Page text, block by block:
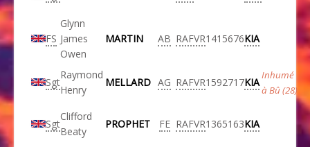
FS
Glynn
James
Owen
MARTIN AB RAFVR1415676KIA
Sgt
Raymond
Henry
MELLARD AG RAFVR1592717KIA
Inhumé
à Bû (28)
Sgt
Clifford
Beaty
PROPHET FE RAFVR1365163KIA